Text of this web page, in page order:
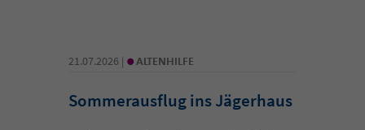
21.07.2026 | •ALTENHILFE
Sommerausflug ins Jägerhaus